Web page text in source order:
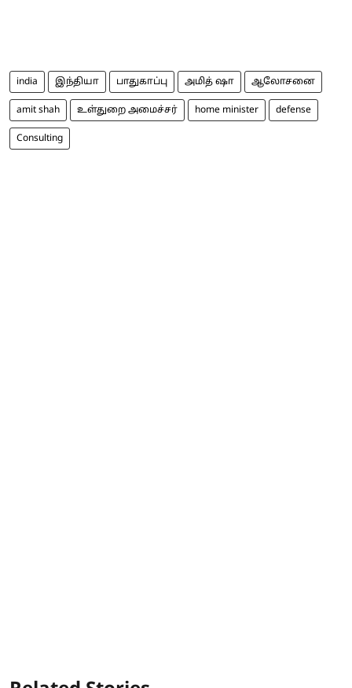
india இந்தியா பாதுகாப்பு அமித் ஷா ஆலோசனை
amit shah உள்துறை அமைச்சர் home minister defense
Consulting